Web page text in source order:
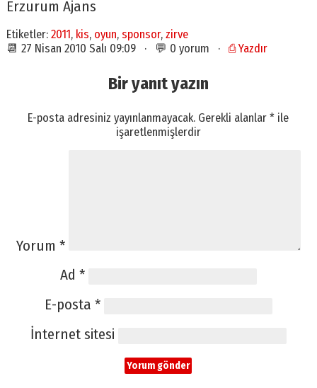
Erzurum Ajans
Etiketler: 2011, kis, oyun, sponsor, zirve
📆 27 Nisan 2010 Salı 09:09 · 💬 0 yorum · ⎙ Yazdır
Bir yanıt yazın
E-posta adresiniz yayınlanmayacak. Gerekli alanlar* ile
işaretlenmişlerdir
Yorum *
Ad *
E-posta *
İnternet sitesi